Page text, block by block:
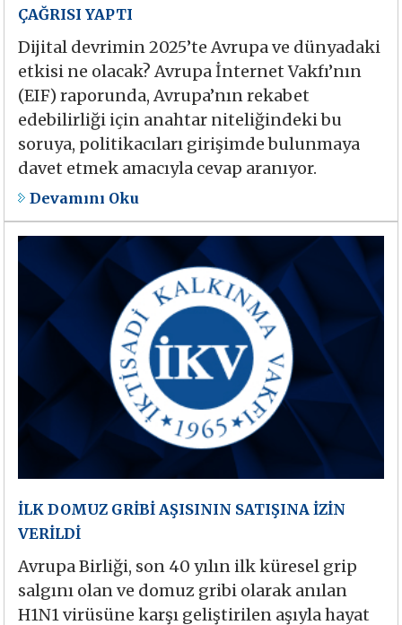
ÇAĞRISI YAPTI
Dijital devrimin 2025’te Avrupa ve dünyadaki
etkisi ne olacak? Avrupa İnternet Vakfı’nın
(EIF) raporunda, Avrupa’nın rekabet
edebilirliği için anahtar niteliğindeki bu
soruya, politikacıları girişimde bulunmaya
davet etmek amacıyla cevap aranıyor.
Devamını Oku
İLK DOMUZ GRİBİ AŞISININ SATIŞINA İZİN
VERİLDİ
Avrupa Birliği, son 40 yılın ilk küresel grip
salgını olan ve domuz gribi olarak anılan
H1N1 virüsüne karşı geliştirilen aşıyla hayat